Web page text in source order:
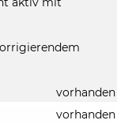
vorhanden
vorhanden